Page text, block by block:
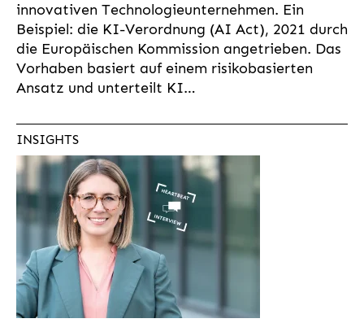
innovativen Technologieunternehmen. Ein
Beispiel: die KI-Verordnung (AI Act), 2021 durch
die Europäischen Kommission angetrieben. Das
Vorhaben basiert auf einem risikobasierten
Ansatz und unterteilt KI…
INSIGHTS